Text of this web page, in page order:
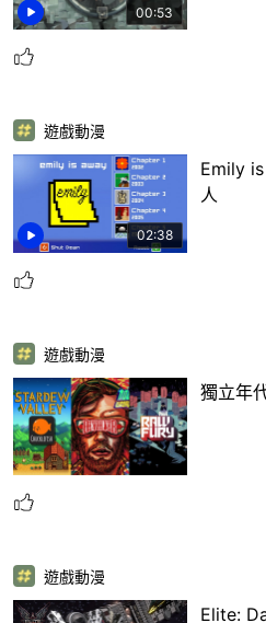
00:53
02:38
遊戲動漫
Emily
人
遊戲動漫
遊戲動漫
Elite: